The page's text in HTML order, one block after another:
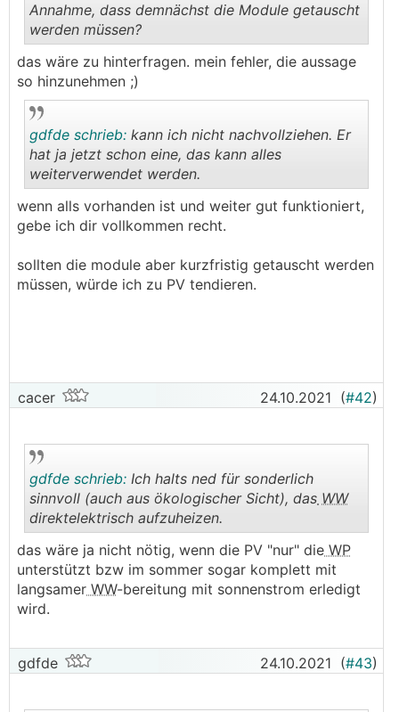
Buderus 11kW Gasbrennwertgerät
400l Schichtenspeicher
4,5m2 Solarthermie
Bestandsgrundstück:
Lehm-Sandboden
Grundwasser auf etwa 16m Tiefe,
Oberflächenwasser vorhanden
leider ist der Platz für anRGK
also Baggern + Aushub irgendwo lagern wird nicht
(leicht) möglich sein
es gibt 2 Bestandsbäume eher am Grundstücksrand,
die bleiben müssen, alles Andere kann
umgesetzt/gekübelt werden
Wunschheizung:
Plan A: Erdwärmepumpe mit
Plan B: Luftwärmepumpe ohneRGK
Plan C: Gasbrennwertgerät tauschen
Nebenparameter:
es muss nicht das Billigste vom Billigsten sein, will
aber keine 160 Jahre lang an Kredit abzahlen müssen
dafür
natürlich auch die Grundlagen und lerne gerne dazu,
will aber keine Wissenschaft draus machen und
..
Annahme, dass demnächst die Module getauscht
werden müssen?
das wäre zu hinterfragen. mein fehler, die aussage
so hinzunehmen ;)
.
gdfde schrieb: kann ich nicht nachvollziehen. Er
hat ja jetzt schon eine, das kann alles
weiterverwendet werden.
wenn alls vorhanden ist und weiter gut funktioniert,
gebe ich dir vollkommen recht.
sollten die module aber kurzfristig getauscht werden
müssen, würde ich zu PV tendieren.
cacer 24.10.2021 (#42)
..
gdfde schrieb: Ich halts ned für sonderlich
sinnvoll (auch aus ökologischer Sicht), das WW
direktelektrisch aufzuheizen.
das wäre ja nicht nötig, wenn die PV "nur" die WP
unterstützt bzw im sommer sogar komplett mit
langsamer WW-bereitung mit sonnenstrom erledigt
wird.
gdfde 24.10.2021 (#43)